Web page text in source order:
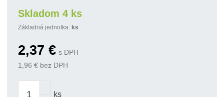
Skladom 4 ks
Základná jednotka: ks
2,37 € s DPH
1,96 € bez DPH
ks